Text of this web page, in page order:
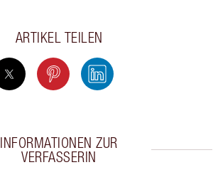
ARTIKEL TEILEN
INFORMATIONEN ZUR
VERFASSERIN